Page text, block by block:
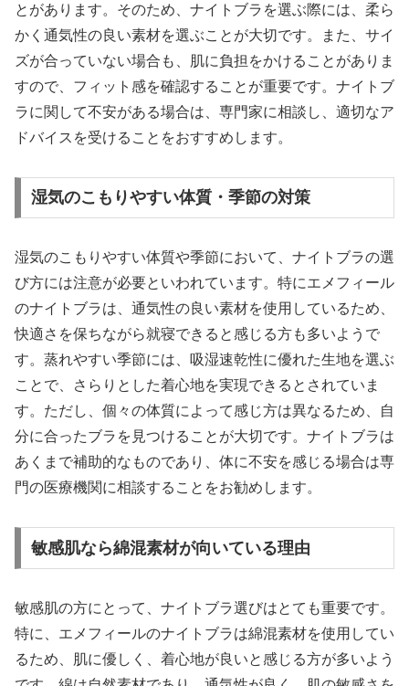
とがあります。そのため、ナイトブラを選ぶ際には、柔ら
かく通気性の良い素材を選ぶことが大切です。また、サイ
ズが合っていない場合も、肌に負担をかけることがありま
すので、フィット感を確認することが重要です。ナイトブ
ラに関して不安がある場合は、専門家に相談し、適切なア
ドバイスを受けることをおすすめします。
湿気のこもりやすい体質・季節の対策
湿気のこもりやすい体質や季節において、ナイトブラの選
び方には注意が必要といわれています。特にエメフィール
のナイトブラは、通気性の良い素材を使用しているため、
快適さを保ちながら就寝できると感じる方も多いようで
す。蒸れやすい季節には、吸湿速乾性に優れた生地を選ぶ
ことで、さらりとした着心地を実現できるとされていま
す。ただし、個々の体質によって感じ方は異なるため、自
分に合ったブラを見つけることが大切です。ナイトブラは
あくまで補助的なものであり、体に不安を感じる場合は専
門の医療機関に相談することをお勧めします。
敏感肌なら綿混素材が向いている理由
敏感肌の方にとって、ナイトブラ選びはとても重要です。
特に、エメフィールのナイトブラは綿混素材を使用してい
るため、肌に優しく、着心地が良いと感じる方が多いよう